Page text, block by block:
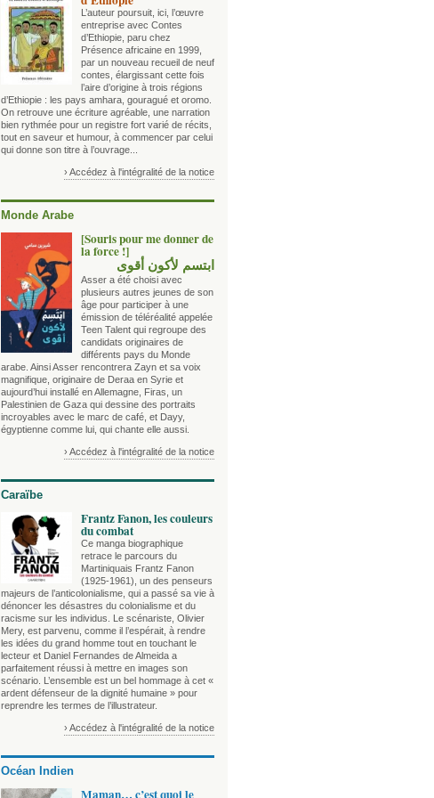
L’auteur poursuit, ici, l’œuvre
entreprise avec Contes
d’Ethiopie, paru chez
Présence africaine en 1999,
par un nouveau recueil de neuf
contes, élargissant cette fois
l’aire d’origine à trois régions
d’Ethiopie : les pays amhara, gouragué et oromo.
On retrouve une écriture agréable, une narration
bien rythmée pour un registre fort varié de récits,
tout en saveur et humour, à commencer par celui
qui donne son titre à l’ouvrage...
› Accédez à l'intégralité de la notice
Monde Arabe
[Souris pour me donner de
la force !]
ابتسم لأكون أقوى
Asser a été choisi avec
plusieurs autres jeunes de son
âge pour participer à une
émission de téléréalité appelée
Teen Talent qui regroupe des
candidats originaires de
différents pays du Monde
arabe. Ainsi Asser rencontrera Zayn et sa voix
magnifique, originaire de Deraa en Syrie et
aujourd’hui installé en Allemagne, Firas, un
Palestinien de Gaza qui dessine des portraits
incroyables avec le marc de café, et Dayy,
égyptienne comme lui, qui chante elle aussi.
› Accédez à l'intégralité de la notice
Caraïbe
Frantz Fanon, les couleurs
du combat
Ce manga biographique
retrace le parcours du
Martiniquais Frantz Fanon
(1925-1961), un des penseurs
majeurs de l’anticolonialisme, qui a passé sa vie à
dénoncer les désastres du colonialisme et du
racisme sur les individus. Le scénariste, Olivier
Mery, est parvenu, comme il l’espérait, à rendre
les idées du grand homme tout en touchant le
lecteur et Daniel Fernandes de Almeida a
parfaitement réussi à mettre en images son
scénario. L’ensemble est un bel hommage à cet «
ardent défenseur de la dignité humaine » pour
reprendre les termes de l’illustrateur.
› Accédez à l'intégralité de la notice
Océan Indien